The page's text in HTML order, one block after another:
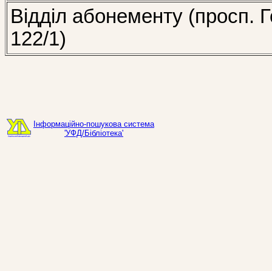
Відділ абонементу (просп.
122/1)
Інформаційно-пошукова система
'УФД/Бібліотека'